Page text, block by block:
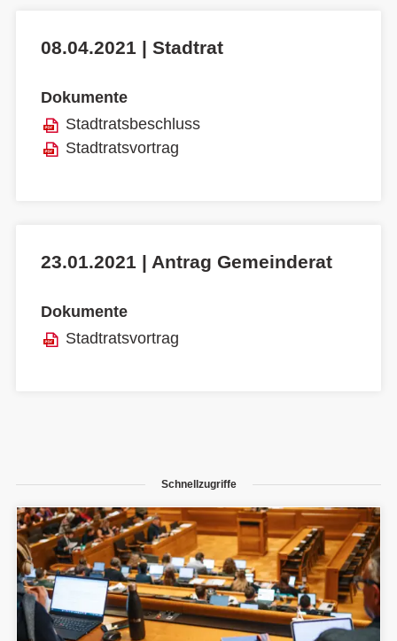
08.04.2021 | Stadtrat
Dokumente
Stadtratsbeschluss
Stadtratsvortrag
23.01.2021 | Antrag Gemeinderat
Dokumente
Stadtratsvortrag
Schnellzugriffe